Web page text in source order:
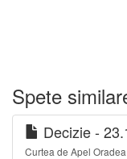
Spete
Decizie -
Curtea de Apel Oradea